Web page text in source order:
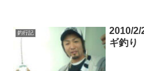
釣行記
2010/2/
ギ釣り